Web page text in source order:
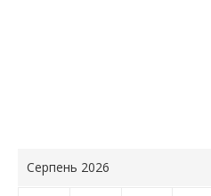
Серпень 2026